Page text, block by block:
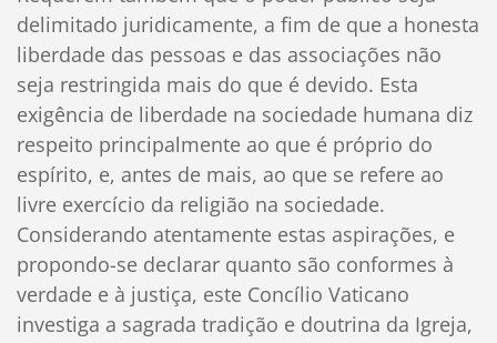
delimitado juridicamente, a fim de que a honesta
liberdade das pessoas e das associações não
seja restringida mais do que é devido. Esta
exigência de liberdade na sociedade humana diz
respeito principalmente ao que é próprio do
espírito, e, antes de mais, ao que se refere ao
livre exercício da religião na sociedade.
Considerando atentamente estas aspirações, e
propondo-se declarar quanto são conformes à
verdade e à justiça, este Concílio Vaticano
investiga a sagrada tradição e doutrina da Igreja,